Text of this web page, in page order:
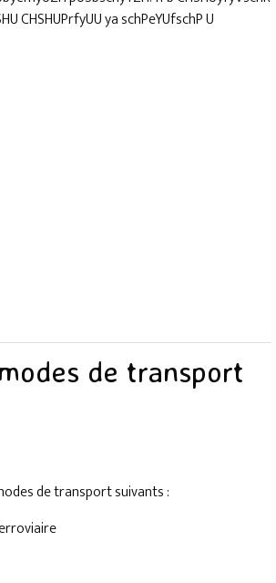
CHSHUPrfyUU ya schPeYUfschP U
de transport
de transport suivants :